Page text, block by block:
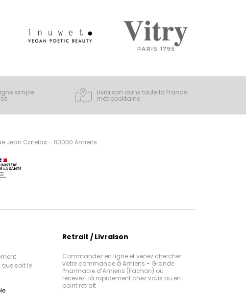
simple Livraison dans toute la France
métropolitaine
Jean Catelas - 80000 Amiens
soit le
Retrait / Livraison
Commandez en ligne et venez chercher
votre commande à Amiens - Grande
Pharmacie d’Amiens (Fachon) ou
recevez-là rapidement chez vous ou en
point retrait